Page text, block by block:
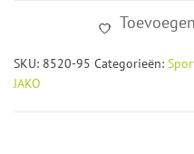
SKU: 8520-95 Categorieën:
JAKO